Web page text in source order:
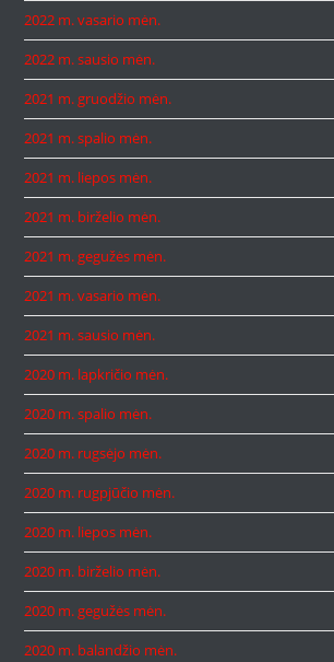
2022 m. vasario mėn.
2022 m. sausio mėn.
2021 m. gruodžio mėn.
2021 m. spalio mėn.
2021 m. liepos mėn.
2021 m. birželio mėn.
2021 m. gegužės mėn.
2021 m. vasario mėn.
2021 m. sausio mėn.
2020 m. lapkričio mėn.
2020 m. spalio mėn.
2020 m. rugsėjo mėn.
2020 m. rugpjūčio mėn.
2020 m. liepos mėn.
2020 m. birželio mėn.
2020 m. gegužės mėn.
2020 m. balandžio mėn.